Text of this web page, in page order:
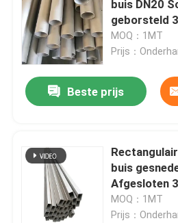
Roestvrij staal om Staaf
De Bar van de roestvrij
Roestvrij staalprofiel
met een breedte van niet
buis DN20
geborsteld
MOQ：1MT
Prijs：
Beste prijs
buis
Afgesloten
holle sectie
MOQ：1MT
Prijs：